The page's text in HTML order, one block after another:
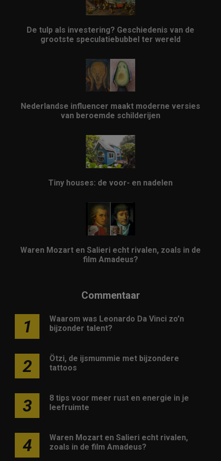
De tulp als investering? Geschiedenis van de
grootste speculatiebubbel ter wereld
Nederlandse influencer maakt moderne versies
van beroemde schilderijen
Tiny houses: de voor- en nadelen
Waren Mozart en Salieri echt rivalen, zoals in de
film Amadeus?
Commentaar
1
Waarom was Leonardo Da Vinci zo’n
bijzonder talent?
2
Ötzi, de ijsmummie met bijzondere
tattoos
3
8 tips voor meer rust en energie in je
leefruimte
4
Waren Mozart en Salieri echt rivalen,
zoals in de film Amadeus?